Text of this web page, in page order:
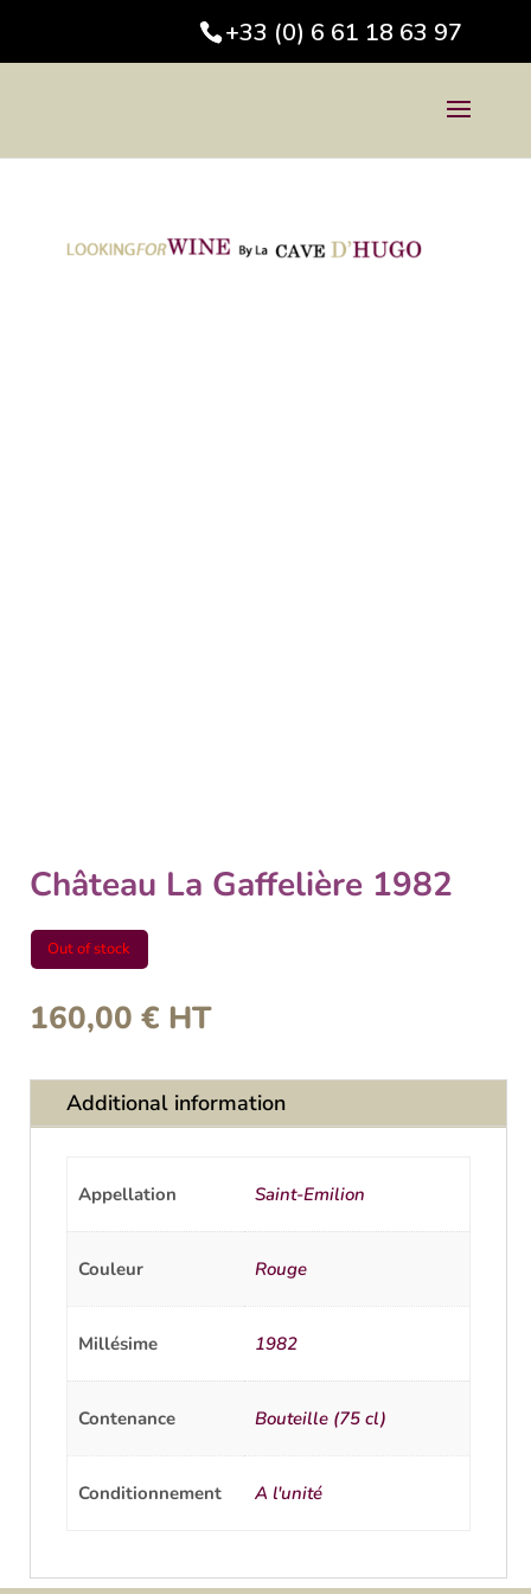
+33 (0) 6 61 18 63 97
Château La Gaffelière 1982
Out of stock
160,00 € HT
Additional information
Appellation Saint-Emilion
Couleur Rouge
Millésime 1982
Contenance Bouteille (75 cl)
Conditionnement A l'unité